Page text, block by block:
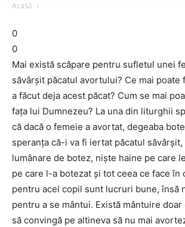
Acasă
0
0
Mai există scăpare pentru sufletul unei
săvârşit păcatul avortului? Ce mai poate
a făcut deja acest păcat? Cum se mai
faţa lui Dumnezeu? La una din liturghii
că dacă o femeie a avortat, degeaba
speranţa că-i va fi iertat păcatul
lumânare de botez, nişte haine pe care
pe care l-a botezat şi tot ceea ce face în
pentru acel copil sunt lucruri bune, însă
pentru a se mântui. Există mântuire
să convingă pe altineva să nu mai